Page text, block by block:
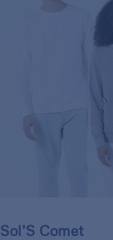
Sol’S Comet